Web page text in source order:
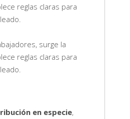
reglas claras para
surge la
reglas claras para
en especie,